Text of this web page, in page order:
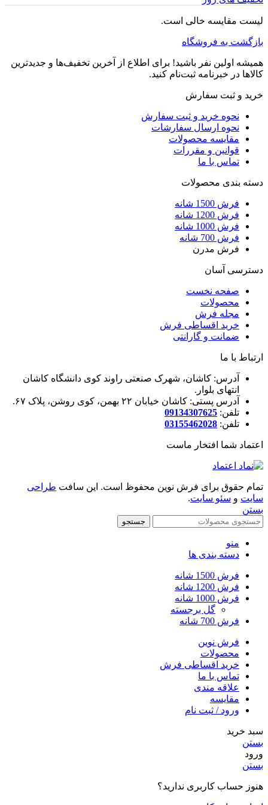
لیست مقایسه خالی است.
بازگشت به فروشگاه
همیشه اولین نفر باشید! برای اطلاع از آخرین تخفیف‌ها و جدیدترین
کالاها در خبرنامه ثبت‌نام کنید.
خرید و ثبت سفارش
نحوه خرید و ثبت سفارش
نحوه ارسال سفارشات
مقایسه محصولات
قوانین و مقررات
تماس با ما
دسته بندی محصولات
فرش 1500 شانه
فرش 1200 شانه
فرش 1000 شانه
فرش 700 شانه
فرش مدرن
دسترسی آسان
صفحه نخست
محصولات
مجله فرش
خرید اقساطی فرش
ضمانت و گارانتی
ارتباط با ما
آدرس: کاشان، شهرک صنعتی راوند کوی دانشگاه کاشان
انتهای بلوار.
آدرس پستی: کاشان خیابان ۲۲ بهمن، کوی روشن، پلاک ۶۷.
تلفن: 09134307625
تلفن: 03155462028
اعتماد شما افتخار ماست
تمام حقوق برای فرش نوین محفوظ است. این سافت طراحی
سایت و سئو سایت.
بستن
جستجو
منو
دسته بندی ها
فرش 1500 شانه
فرش 1200 شانه
فرش 1000 شانه
گل برجسته
فرش 700 شانه
فرش نوین
محصولات
خرید اقساطی فرش
تماس با ما
علاقه مندی
مقایسه
ورود / ثبت نام
سبد خرید
بستن
ورود
بستن
هنوز حساب کاربری ندارید؟